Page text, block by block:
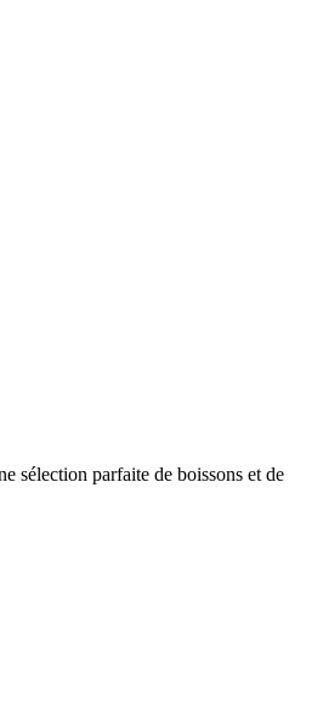
sélection parfaite de boissons et de